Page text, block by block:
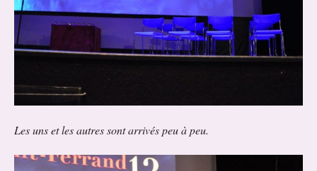
Les uns et les autres sont arrivés peu à peu.